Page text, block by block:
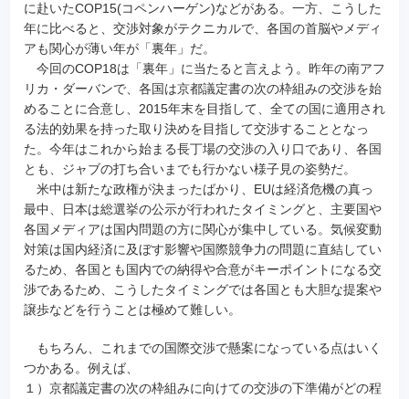
に赴いたCOP15(コペンハーゲン)などがある。 一方、こうした
年に比べると、交渉対象がテクニカルで、各国の首脳やメディ
アも関心が薄い年が「裏年」だ。
今回のCOP18は「裏年」に当たると言えよう。昨年の南アフ
リカ・ダーバンで、各国は京都議定書の次の枠組みの交渉を始
めることに合意し、2015年末を目指して、全ての国に適用され
る法的効果を持った取り決めを目指して交渉することとなっ
た。今年はこれから始まる長丁場の交渉の入り口であり、各国
とも、ジャブの打ち合いまでも行かない様子見の姿勢だ。
米中は新たな政権が決まったばかり、EUは経済危機の真っ
最中、日本は総選挙の公示が行われたタイミングと、主要国や
各国メディアは国内問題の方に関心が集中している。気候変動
対策は国内経済に及ぼす影響や国際競争力の問題に直結してい
るため、各国とも国内での納得や合意がキーポイントになる交
渉であるため、こうしたタイミングでは各国とも大胆な提案や
譲歩などを行うことは極めて難しい。
もちろん、これまでの国際交渉で懸案になっている点はいく
つかある。例えば、
１）京都議定書の次の枠組みに向けての交渉の下準備がどの程